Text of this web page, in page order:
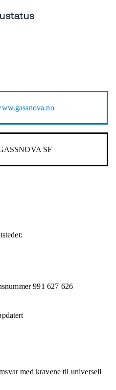
til
SF
991 627 626
med kravene til universell